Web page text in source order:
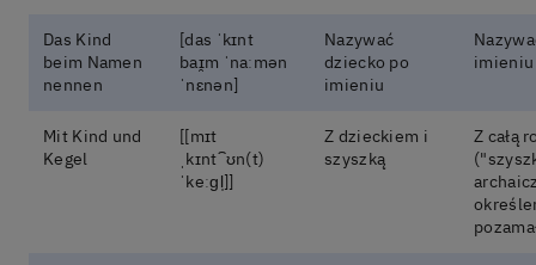
Das Kind
beim Namen
nennen
[das ˈkɪnt
baɪ̯m ˈnaːmən
ˈnɛnən]
Nazywać
dziecko po
imieniu
imieniu
Mit Kind und
Kegel
[[mɪt
ˌkɪnt⁀ʊn(t)
ˈkeːɡl̩]]
Z dzieckiem i
szyszką
Z całą